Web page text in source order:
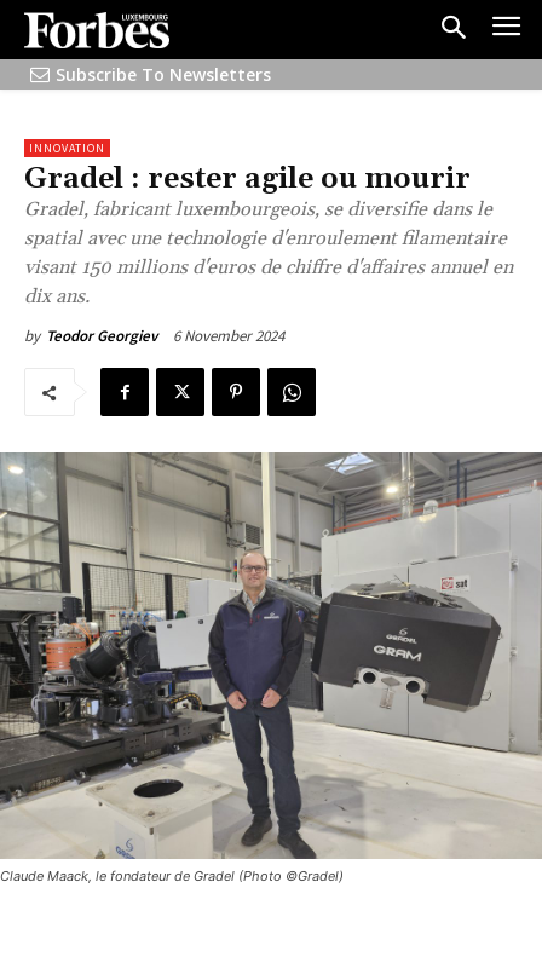
Subscribe To Newsletters
INNOVATION
Gradel : rester agile ou mourir
Gradel, fabricant luxembourgeois, se diversifie dans le
spatial avec une technologie d'enroulement filamentaire
visant 150 millions d'euros de chiffre d'affaires annuel en
dix ans.
by Teodor Georgiev 6 November 2024
Claude Maack, le fondateur de Gradel (Photo ©Gradel)